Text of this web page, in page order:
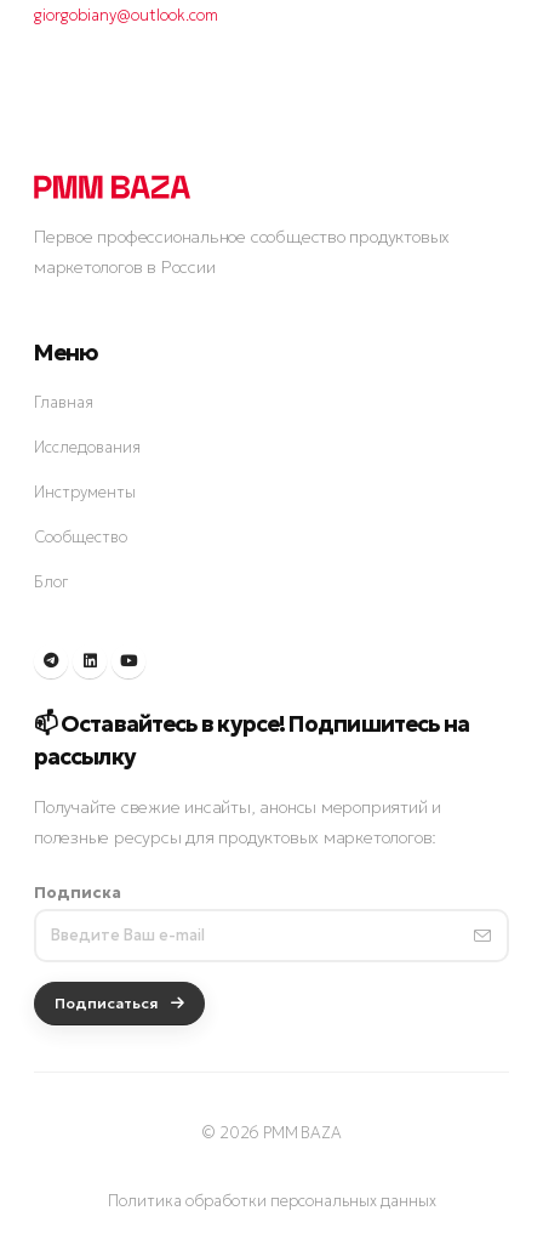
giorgobiany@outlook.com
Первое профессиональное сообщество продуктовых
маркетологов в России
Меню
Главная
Исследования
Инструменты
Сообщество
Блог
📫 Оставайтесь в курсе! Подпишитесь на
рассылку
Получайте свежие инсайты, анонсы мероприятий и
полезные ресурсы для продуктовых маркетологов:
Подписка
Подписаться
© 2026 PMM BAZA
Политика обработки персональных данных